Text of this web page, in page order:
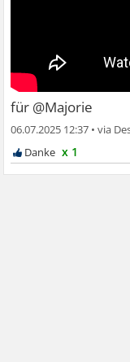
für @Majorie
06.07.2025 12:37 •
x 1